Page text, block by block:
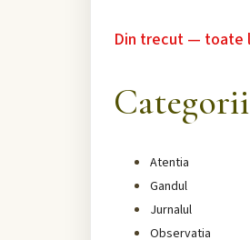
Din trecut — toate
Categorii
Atentia
Gandul
Jurnalul
Observatia